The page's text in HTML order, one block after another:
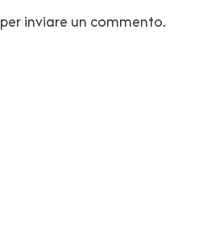
per inviare un commento.